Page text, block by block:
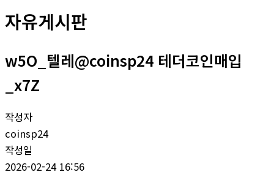
자유게시판
w5O_텔레@coinsp24 테더코인매입
_x7Z
작성자
coinsp24
작성일
2026-02-24 16:56